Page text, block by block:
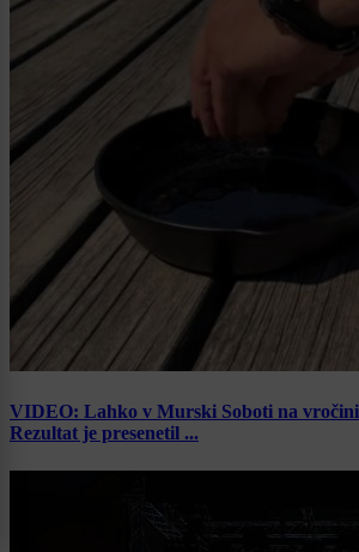
VIDEO: Lahko v Murski Soboti na vročini
Rezultat je presenetil ...